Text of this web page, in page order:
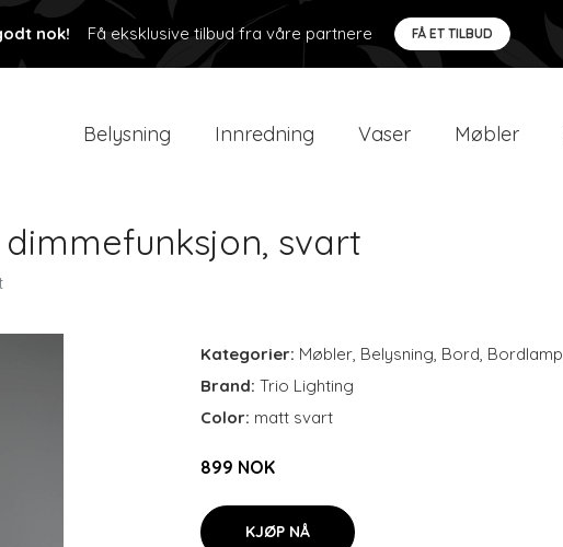
nok! Få eksklusive tilbud fra våre partnere FÅ ET TILBUD
Belysning Innredning Vaser Møbler
svart
Kategorier: Møbler, Belysning, Bord,
Brand: Trio Lighting
Color: matt svart
899 NOK
KJØP NÅ